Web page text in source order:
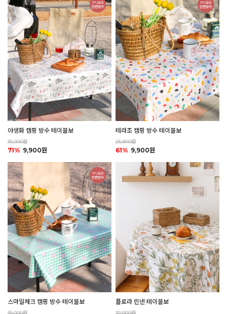
야생화 캠핑 방수 테이블보
35,000원
71% 9,900원
테라조 캠핑 방수 테이블보
25,900원
61% 9,900원
스마일체크 캠핑 방수 테이블보 플로라 린넨 테이블보